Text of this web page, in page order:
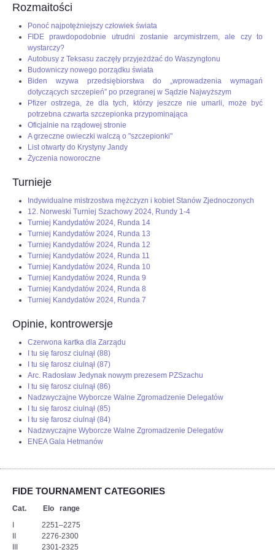
Rozmaitości
Ponoć najpotężniejszy człowiek świata
FIDE prawdopodobnie utrudni zostanie arcymistrzem, ale czy to
wystarczy?
Autobusy z Teksasu zaczęły przyjeżdżać do Waszyngtonu
Budowniczy nowego porządku świata
Biden wzywa przedsiębiorstwa do „wprowadzenia wymagań
dotyczących szczepień” po przegranej w Sądzie Najwyższym
Pfizer ostrzega, że dla tych, którzy jeszcze nie umarli, może być
potrzebna czwarta szczepionka przypominająca
Oficjalnie na rządowej stronie
A grzeczne owieczki walczą o "szczepionki"
List otwarty do Krystyny Jandy
Życzenia noworoczne
Turnieje
Indywidualne mistrzostwa mężczyzn i kobiet Stanów Zjednoczonych
12. Norweski Turniej Szachowy 2024, Rundy 1-4
Turniej Kandydatów 2024, Runda 14
Turniej Kandydatów 2024, Runda 13
Turniej Kandydatów 2024, Runda 12
Turniej Kandydatów 2024, Runda 11
Turniej Kandydatów 2024, Runda 10
Turniej Kandydatów 2024, Runda 9
Turniej Kandydatów 2024, Runda 8
Turniej Kandydatów 2024, Runda 7
Opinie, kontrowersje
Czerwona kartka dla Zarządu
I tu się farosz ciulnął (88)
I tu się farosz ciulnął (87)
Arc. Radosław Jedynak nowym prezesem PZSzachu
I tu się farosz ciulnął (86)
Nadzwyczajne Wyborcze Walne Zgromadzenie Delegatów
I tu się farosz ciulnął (85)
I tu się farosz ciulnął (84)
Nadzwyczajne Wyborcze Walne Zgromadzenie Delegatów
ENEA Gala Hetmanów
FIDE TOURNAMENT CATEGORIES
Cat. Elo range
I 2251–2275
II 2276-2300
III 2301-2325